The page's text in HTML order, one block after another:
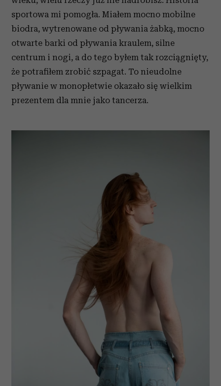
sportowa mi pomogła. Miałem mocno mobilne
biodra, wytrenowane od pływania żabką, mocno
otwarte barki od pływania kraulem, silne
centrum i nogi, a do tego byłem tak rozciągnięty,
że potrafiłem zrobić szpagat. To nieudolne
pływanie w monopłetwie okazało się wielkim
prezentem dla mnie jako tancerza.